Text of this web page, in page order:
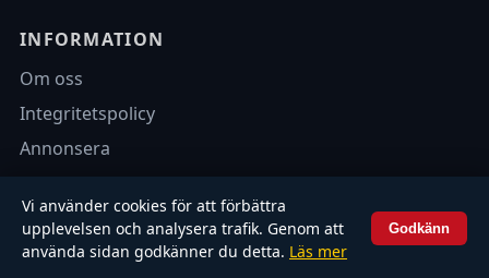
INFORMATION
Om oss
Integritetspolicy
Annonsera
© 2026 Fotbollsbilagan.se – Alla rättigheter förbehållna.
Vi använder cookies för att förbättra
upplevelsen och analysera trafik. Genom att
använda sidan godkänner du detta. Läs mer
Godkänn